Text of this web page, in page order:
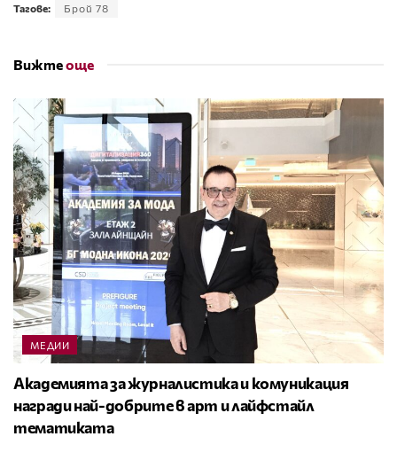
Тагове: Брой 78
Вижтеоще
МЕДИИ
Академията за журналистика и комуникация
награди най-добрите в арт и лайфстайл
тематиката